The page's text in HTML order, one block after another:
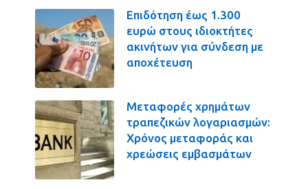
Επιδότηση έως 1.300
ευρώ στους ιδιοκτήτες
ακινήτων για σύνδεση με
αποχέτευση
Μεταφορές χρημάτων
τραπεζικών λογαριασμών:
Χρόνος μεταφοράς και
χρεώσεις εμβασμάτων